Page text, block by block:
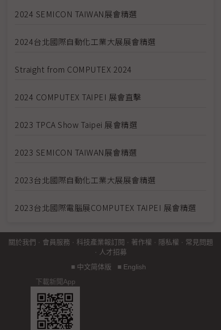
2024 SEMICON TAIWAN展會精選
2024台北國際自動化工業大展展會精選
Straight from COMPUTEX 2024
2024 COMPUTEX TAIPEI 展會直擊
2023 TPCA Show Taipei 展會精選
2023 SEMICON TAIWAN展會精選
2023台北國際自動化工業大展展會精選
2023台北國際電腦展COMPUTEX TAIPEI 展會精選
關於我們 · 會員服務 · 科技產業報訂閱 · 著作權 · 隱私權 · 常見問題
· 人才招募
■ 中文简体版 ■ English
下載新聞App